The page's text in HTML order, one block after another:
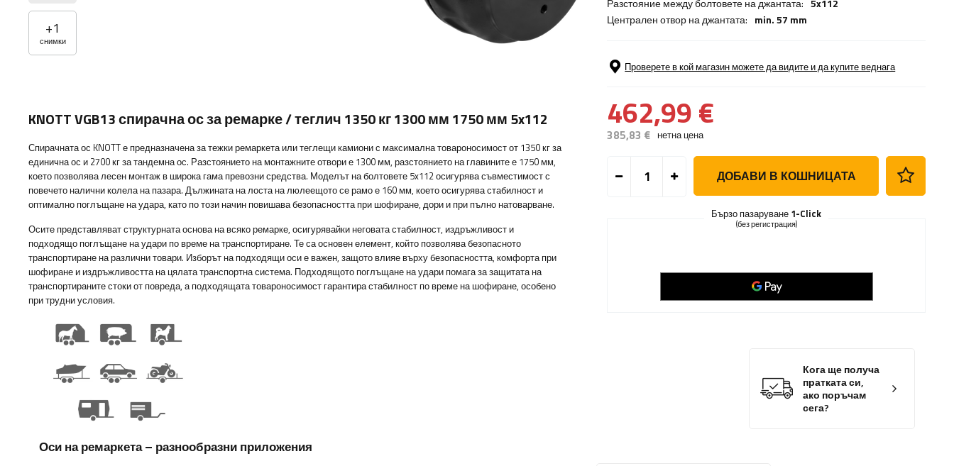
+1
снимки
Разстояние между болтовете на джантата: 5x112
Централен отвор на джантата: min. 57 mm
Проверете в кой магазин можете да видите и да купите веднага
462,99 €
385,83 € нетна цена
ДОБАВИ В КОШНИЦАТА
Бързо пазаруване 1-Click
(без регистрация)
Кога ще получа
пратката си,
ако поръчам
сега?
KNOTT VGB13 спирачна ос за ремарке / теглич 1350 кг 1300 мм 1750 мм 5x112
Спирачната ос KNOTT е предназначена за тежки ремаркета или теглещи камиони с максимална товароносимост от 1350 кг за
единична ос и 2700 кг за тандемна ос. Разстоянието на монтажните отвори е 1300 мм, разстоянието на главините е 1750 мм,
което позволява лесен монтаж в широка гама превозни средства. Моделът на болтовете 5x112 осигурява съвместимост с
повечето налични колела на пазара. Дължината на лоста на люлеещото се рамо е 160 мм, което осигурява стабилност и
оптимално поглъщане на удара, като по този начин повишава безопасността при шофиране, дори и при пълно натоварване.
Осите представляват структурната основа на всяко ремарке, осигурявайки неговата стабилност, издръжливост и
подходящо поглъщане на удари по време на транспортиране. Те са основен елемент, който позволява безопасното
транспортиране на различни товари. Изборът на подходящи оси е важен, защото влияе върху безопасността, комфорта при
шофиране и издръжливостта на цялата транспортна система. Подходящото поглъщане на удари помага за защитата на
транспортираните стоки от повреда, а подходящата товароносимост гарантира стабилност по време на шофиране, особено
при трудни условия.
Оси на ремаркета – разнообразни приложения